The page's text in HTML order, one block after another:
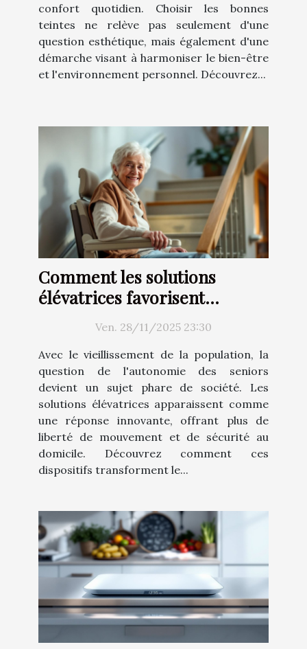
confort quotidien. Choisir les bonnes
teintes ne relève pas seulement d'une
question esthétique, mais également d'une
démarche visant à harmoniser le bien-être
et l'environnement personnel. Découvrez...
Comment les solutions
élévatrices favorisent
l'autonomie chez les seniors ?
Ven. 28/11/2025 23:30
Avec le vieillissement de la population, la
question de l'autonomie des seniors
devient un sujet phare de société. Les
solutions élévatrices apparaissent comme
une réponse innovante, offrant plus de
liberté de mouvement et de sécurité au
domicile. Découvrez comment ces
dispositifs transforment le...